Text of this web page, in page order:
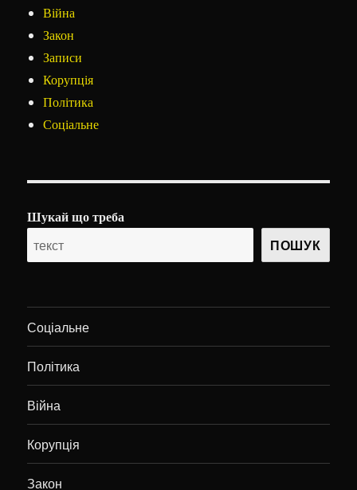
Війна
Закон
Записи
Корупція
Політика
Соціальне
Шукай що треба
ПОШУК
Соціальне
Політика
Війна
Корупція
Закон